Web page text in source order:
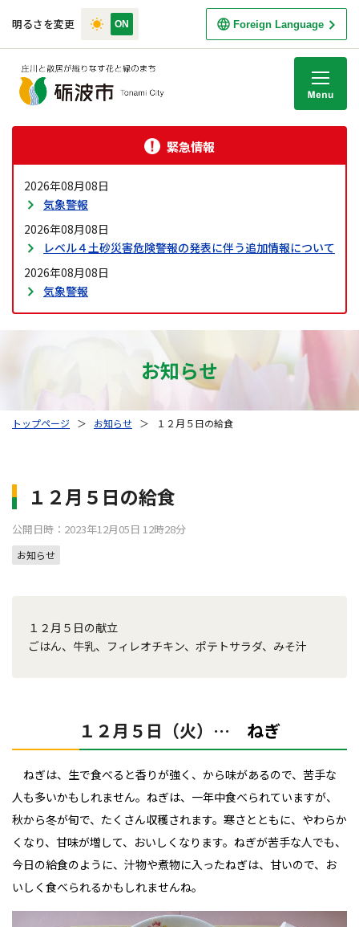
明るさを変更 Foreign Language
緊急情報
2026年08月08日
気象警報
2026年08月08日
レベル４土砂災害危険警報の発表に伴う追加情報について
2026年08月08日
気象警報
お知らせ
トップページ ＞ お知らせ ＞ １２月５日の給食
１２月５日の給食
公開日時：2023年12月05日 12時28分
お知らせ
１２月５日の献立
ごはん、牛乳、フィレオチキン、ポテトサラダ、みそ汁
１２月５日（火）… ねぎ
ねぎは、生で食べると香りが強く、から味があるので、苦手な
人も多いかもしれません。ねぎは、一年中食べられていますが、
秋から冬が旬で、たくさん収穫されます。寒さとともに、やわらか
くなり、甘味が増して、おいしくなります。ねぎが苦手な人でも、
今日の給食のように、汁物や煮物に入ったねぎは、甘いので、お
いしく食べられるかもしれませんね。